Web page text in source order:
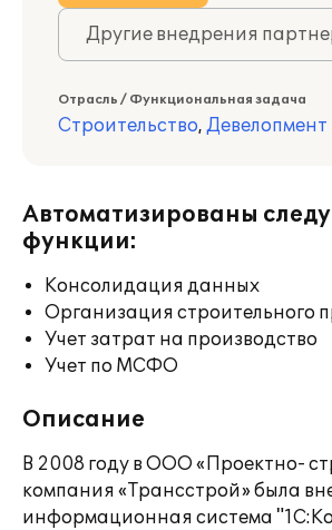
Другие внедрения
Отрасль / Функциональная задача
Строительство, Девелопмент
Автоматизированы
функции:
Консолидация данных
Организация строительного
Учет затрат на производство
Учет по МСФО
Описание
В 2008 году в ООО «Проектно-
компания «Трансстрой» была
информационная система